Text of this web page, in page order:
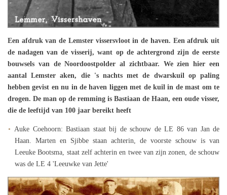
Een afdruk van de Lemster vissersvloot in de haven. Een afdruk uit
de nadagen van de visserij, want op de achtergrond zijn de eerste
bouwsels van de Noordoostpolder al zichtbaar. We zien hier een
aantal Lemster aken, die 's nachts met de dwarskuil op paling
hebben gevist en nu in de haven liggen met de kuil in de mast om te
drogen. De man op de remming is Bastiaan de Haan, een oude visser,
die de leeftijd van 100 jaar bereikt heeft
Auke Coehoorn: Bastiaan staat bij de schouw de LE 86 van Jan de
Haan. Marten en Sjibbe staan achterin, de voorste schouw is van
Leeuke Bootsma, staat zelf achterin en twee van zijn zonen, de schouw
was de LE 4 'Leeuwke van Jette'